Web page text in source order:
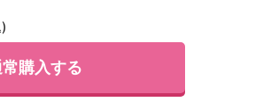
購入する